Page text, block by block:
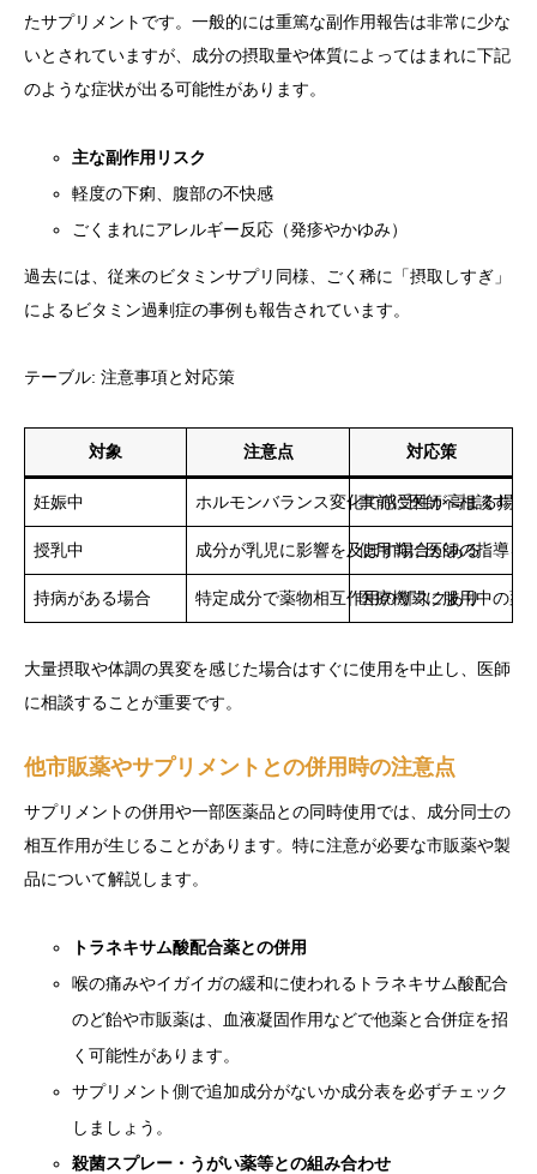
たサプリメントです。一般的には重篤な副作用報告は非常に少な
いとされていますが、成分の摂取量や体質によってはまれに下記
のような症状が出る可能性があります。
主な副作用リスク
軽度の下痢、腹部の不快感
ごくまれにアレルギー反応（発疹やかゆみ）
過去には、従来のビタミンサプリ同様、ごく稀に「摂取しすぎ」
によるビタミン過剰症の事例も報告されています。
テーブル: 注意事項と対応策
対象 注意点 対応策
妊娠中 ホルモンバランス変化で感受性が高まる場合
事前に医師へ相談する
授乳中 成分が乳児に影響を及ぼす場合がある
使用前に医師の指導を
持病がある場合 特定成分で薬物相互作用のリスクあり
医療機関に服用中の薬
大量摂取や体調の異変を感じた場合はすぐに使用を中止し、医師
に相談することが重要です。
他市販薬やサプリメントとの併用時の注意点
サプリメントの併用や一部医薬品との同時使用では、成分同士の
相互作用が生じることがあります。特に注意が必要な市販薬や製
品について解説します。
トラネキサム酸配合薬との併用
喉の痛みやイガイガの緩和に使われるトラネキサム酸配合
のど飴や市販薬は、血液凝固作用などで他薬と合併症を招
く可能性があります。
サプリメント側で追加成分がないか成分表を必ずチェック
しましょう。
殺菌スプレー・うがい薬等との組み合わせ